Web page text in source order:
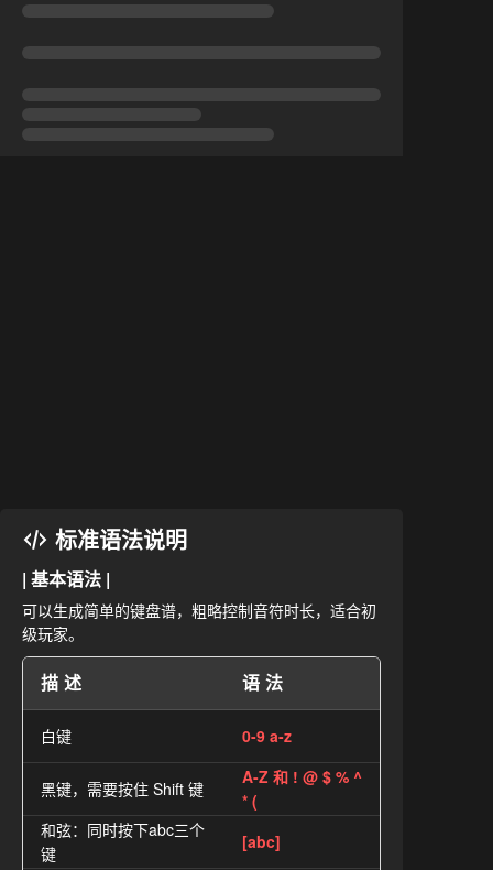
标准语法说明
| 基本语法 |
可以生成简单的键盘谱，粗略控制音符时长，适合初
级玩家。
描述 语法
白键 0-9 a-z
黑键，需要按住 Shift 键
A-Z 和 ! @ $ % ^
* (
和弦：同时按下abc三个
键
[abc]